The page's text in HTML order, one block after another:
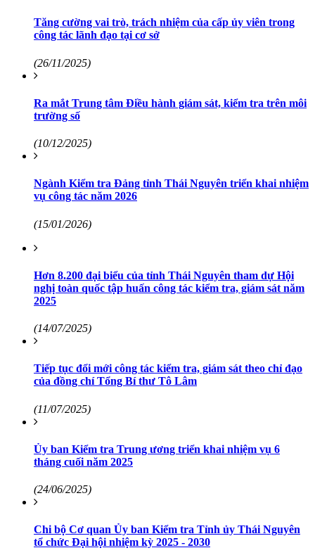
Tăng cường vai trò, trách nhiệm của cấp ủy viên trong
công tác lãnh đạo tại cơ sở
(26/11/2025)
Ra mắt Trung tâm Điều hành giám sát, kiểm tra trên môi
trường số
(10/12/2025)
Ngành Kiểm tra Đảng tỉnh Thái Nguyên triển khai nhiệm
vụ công tác năm 2026
(15/01/2026)
Hơn 8.200 đại biểu của tỉnh Thái Nguyên tham dự Hội
nghị toàn quốc tập huấn công tác kiểm tra, giám sát năm
2025
(14/07/2025)
Tiếp tục đổi mới công tác kiểm tra, giám sát theo chỉ đạo
của đồng chí Tổng Bí thư Tô Lâm
(11/07/2025)
Ủy ban Kiểm tra Trung ương triển khai nhiệm vụ 6
tháng cuối năm 2025
(24/06/2025)
Chi bộ Cơ quan Ủy ban Kiểm tra Tỉnh ủy Thái Nguyên
tổ chức Đại hội nhiệm kỳ 2025 - 2030